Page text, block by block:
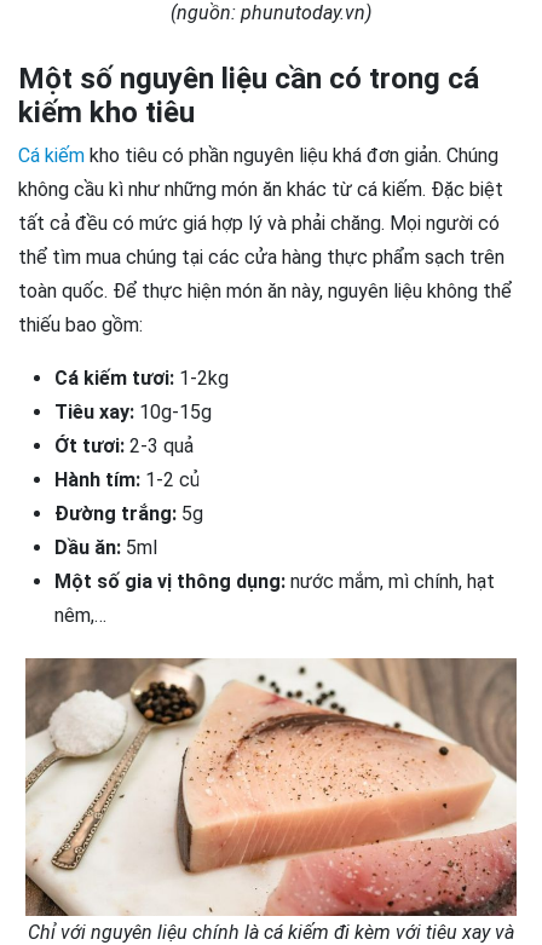
(nguồn: phunutoday.vn)
Một số nguyên liệu cần có trong cá
kiếm kho tiêu
Cá kiếm kho tiêu có phần nguyên liệu khá đơn giản. Chúng
không cầu kì như những món ăn khác từ cá kiếm. Đặc biệt
tất cả đều có mức giá hợp lý và phải chăng. Mọi người có
thể tìm mua chúng tại các cửa hàng thực phẩm sạch trên
toàn quốc. Để thực hiện món ăn này, nguyên liệu không thể
thiếu bao gồm:
Cá kiếm tươi: 1-2kg
Tiêu xay: 10g-15g
Ớt tươi: 2-3 quả
Hành tím: 1-2 củ
Đường trắng: 5g
Dầu ăn: 5ml
Một số gia vị thông dụng: nước mắm, mì chính, hạt
nêm,…
Chỉ với nguyên liệu chính là cá kiếm đi kèm với tiêu xay và